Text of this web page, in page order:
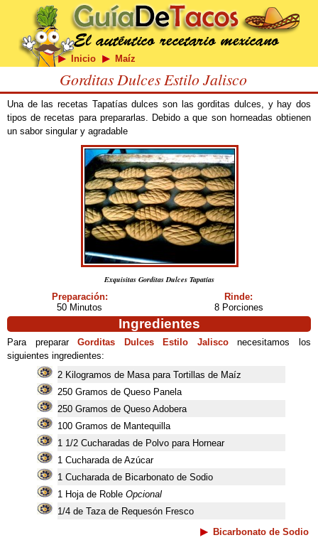
Inicio Maíz
Gorditas Dulces Estilo Jalisco
Una de las recetas Tapatías dulces son las gorditas dulces, y hay dos
tipos de recetas para prepararlas. Debido a que son horneadas obtienen
un sabor singular y agradable
Exquisitas Gorditas Dulces Tapatías
Preparación:
50 Minutos
Rinde:
8 Porciones
Ingredientes
Para prepararGorditas Dulces Estilo Jalisconecesitamos los
siguientes ingredientes:
2 Kilogramos de Masa para Tortillas de Maíz
250 Gramos de Queso Panela
250 Gramos de Queso Adobera
100 Gramos de Mantequilla
1 1/2 Cucharadas de Polvo para Hornear
1 Cucharada de Azúcar
1 Cucharada de Bicarbonato de Sodio
1 Hoja de Roble Opcional
1/4 de Taza de Requesón Fresco
Bicarbonato de Sodio